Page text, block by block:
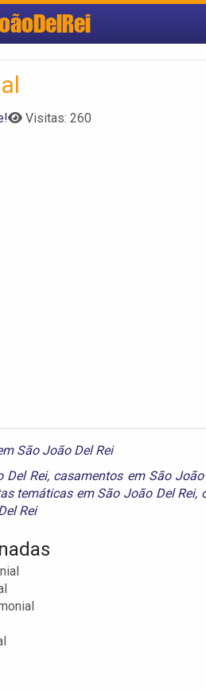
Visitas: 260
São João Del Rei
Del Rei, casamentos em São João
temáticas em São João Del Rei,
Rei